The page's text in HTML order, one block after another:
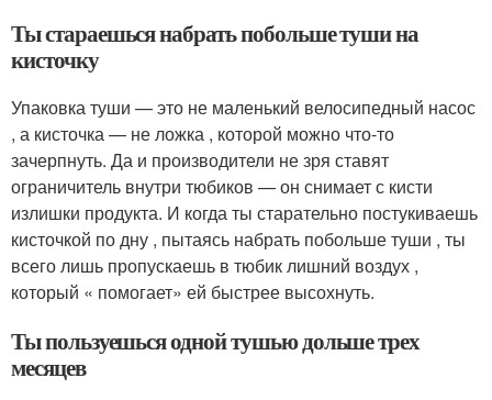
Ты стараешься набрать побольше туши на
кисточку
Упаковка туши — это не маленький велосипедный насос
, а кисточка — не ложка , которой можно что-то
зачерпнуть. Да и производители не зря ставят
ограничитель внутри тюбиков — он снимает с кисти
излишки продукта. И когда ты старательно постукиваешь
кисточкой по дну , пытаясь набрать побольше туши , ты
всего лишь пропускаешь в тюбик лишний воздух ,
который « помогает» ей быстрее высохнуть.
Ты пользуешься одной тушью дольше трех
месяцев